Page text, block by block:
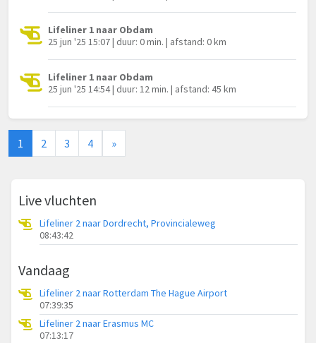
Lifeliner 1 naar Obdam
25 jun '25 15:07 | duur: 0 min. | afstand: 0 km
Lifeliner 1 naar Obdam
25 jun '25 14:54 | duur: 12 min. | afstand: 45 km
1 2 3 4 »
Live vluchten
Lifeliner 2 naar Dordrecht, Provincialeweg
08:43:42
Vandaag
Lifeliner 2 naar Rotterdam The Hague Airport
07:39:35
Lifeliner 2 naar Erasmus MC
07:13:17